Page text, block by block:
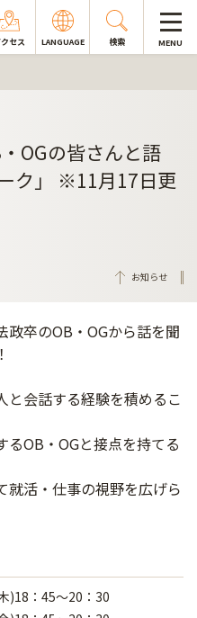
セス LANGUAGE 検索 MENU
OGの皆さんと語
ク」 ※11月17日更
お知らせ
卒のOB・OGから話を聞
と会話する経験を積めるこ
OB・OGと接点を持てる
就活・仕事の視野を広げら
)18：45～20：30